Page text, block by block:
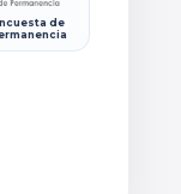
de